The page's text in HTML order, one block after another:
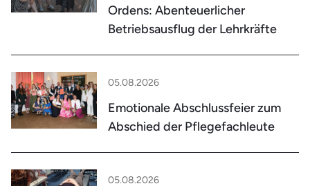
Ordens: Abenteuerlicher
Betriebsausflug der Lehrkräfte
05.08.2026
Emotionale Abschlussfeier zum
Abschied der Pflegefachleute
05.08.2026